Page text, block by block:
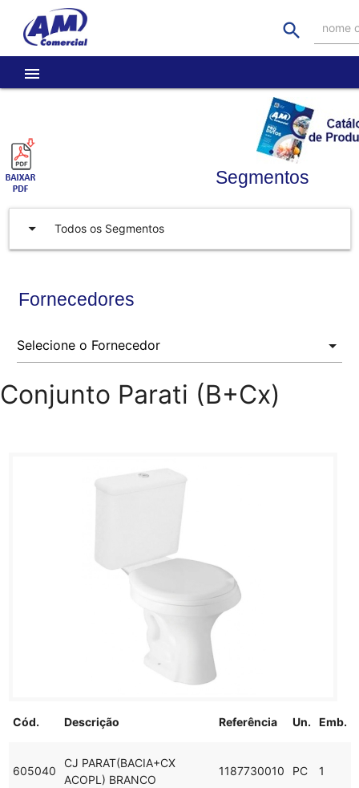
search nome
menu
Segmentos
arrow_drop_down Todos os Segmentos
Fornecedores
Conjunto Parati (B+Cx)
Cód. Descrição Referência Un. Emb.
605040
CJ PARAT(BACIA+CX
ACOPL) BRANCO
1187730010 PC 1